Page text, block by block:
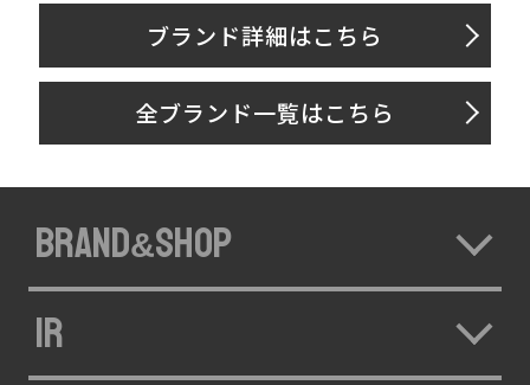
ブランド詳細はこちら
全ブランド一覧はこちら
BRAND&SHOP
IR